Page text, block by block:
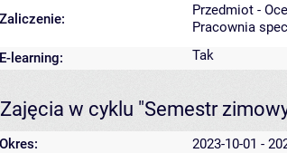
Zaliczenie:
Przedmiot -
Pracownia
E-learning:
Tak
Zajęcia w cyklu "Semestr
Okres: 2023-10-01 -